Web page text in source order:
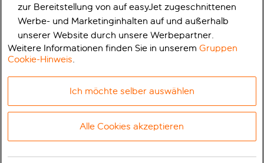
zur Bereitstellung von auf easyJet zugeschnittenen
Werbe- und Marketinginhalten auf und außerhalb
unserer Website durch unsere Werbepartner.
Weitere Informationen finden Sie in unseremGruppen
Cookie-Hinweis.
Ich möchte selber auswählen
Alle Cookies akzeptieren